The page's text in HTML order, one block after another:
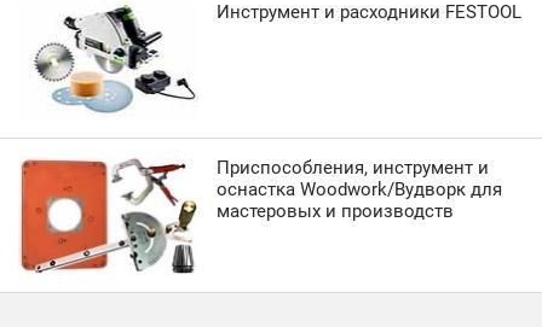
Инструмент и расходники FESTOOL
Приспособления, инструмент и
оснастка Woodwork/Вудворк для
мастеровых и производств